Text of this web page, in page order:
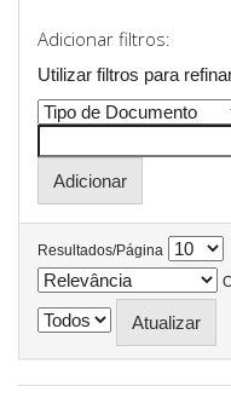
Adicionar filtros:
Utilizar filtros para
Resultados/Página